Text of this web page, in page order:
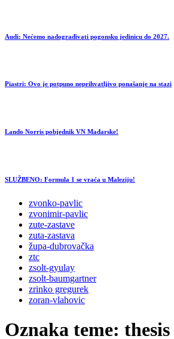
Audi: Nećemo nadograđivati pogonsku jedinicu do 2027.
Piastri: Ovo je potpuno neprihvatljivo ponašanje na stazi
Lando Norris pobjednik VN Mađarske!
SLUŽBENO: Formula 1 se vraća u Maleziju!
zvonko-pavlic
zvonimir-pavlic
zute-zastave
zuta-zastava
župa-dubrovačka
ztc
zsolt-gyulay
zsolt-baumgartner
zrinko gregurek
zoran-vlahovic
Oznaka teme: thesis